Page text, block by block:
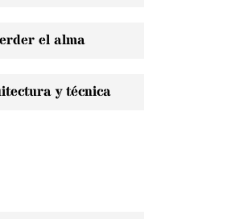
el alma
y técnica